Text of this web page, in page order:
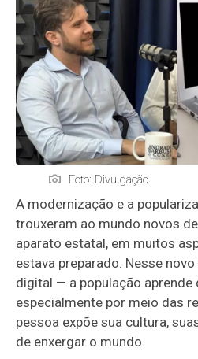
Foto: Divulgação
A modernização e a
trouxeram ao mundo novos
aparato estatal, em muitos
estava preparado. Nesse
digital — a população aprende
especialmente por meio das
pessoa expõe sua cultura,
de enxergar o mundo.